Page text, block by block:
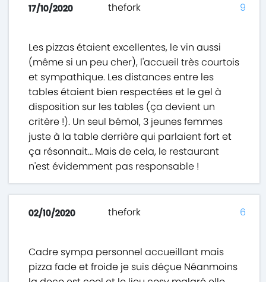
17/10/2020 thefork
Les pizzas étaient excellentes, le vin aussi
(même si un peu cher), l'accueil très courtois
et sympathique. Les distances entre les
tables étaient bien respectées et le gel à
disposition sur les tables (ça devient un
critère !). Un seul bémol, 3 jeunes femmes
juste à la table derrière qui parlaient fort et
ça résonnait… Mais de cela, le restaurant
n'est évidemment pas responsable !
9
02/10/2020 thefork
Cadre sympa personnel accueillant mais
pizza fade et froide je suis déçue Néanmoins
6